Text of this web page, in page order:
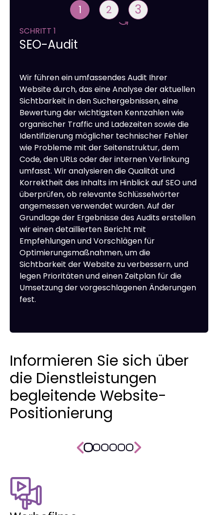
1 2 3
SCHRITT 1
SEO-Audit
Wir führen ein umfassendes Audit Ihrer
Website durch, das eine Analyse der aktuellen
Sichtbarkeit in den Suchergebnissen, eine
Bewertung der wichtigsten Kennzahlen wie
organischer Traffic und Ladezeiten sowie die
Identifizierung möglicher technischer Fehler
wie Probleme mit der Seitenstruktur, dem
Code, den URLs oder der internen Verlinkung
umfasst. Wir analysieren die Qualität und
Korrektheit des Inhalts im Hinblick auf SEO und
überprüfen, ob relevante Schlüsselwörter
angemessen verwendet wurden. Auf der
Grundlage der Ergebnisse des Audits erstellen
wir einen detaillierten Bericht mit
Empfehlungen und Vorschlägen für
Optimierungsmaßnahmen, um die
Sichtbarkeit der Website zu verbessern, und
legen Prioritäten und einen Zeitplan für die
Umsetzung der vorgeschlagenen Änderungen
fest.
Informieren Sie sich über
die Dienstleistungen
begleitende Website-
Positionierung